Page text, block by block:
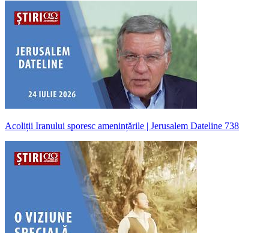
Acoliții Iranului sporesc amenințările | Jerusalem Dateline 738